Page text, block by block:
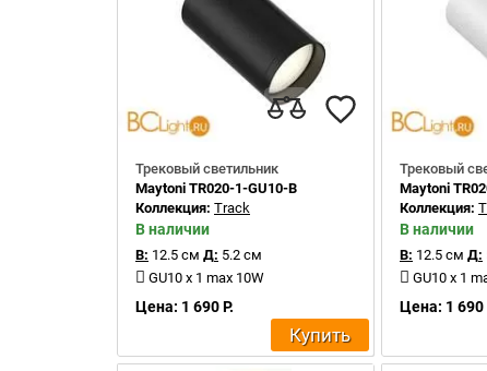
Трековый светильник
Maytoni TR020-1-GU10-B
Коллекция: Track
В наличии
В: 12.5 см Д: 5.2 см
GU10 x 1 max 10W
Цена: 1 690 Р.
Купить
Трековый
Maytoni
Коллекция:
В наличии
В: 12.5 см Д:
GU10 x 1
Цена: 1 690